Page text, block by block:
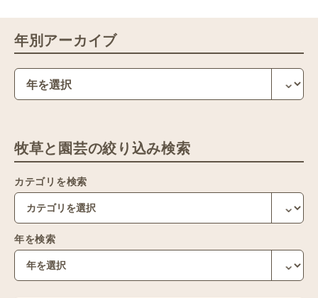
年別アーカイブ
牧草と園芸の絞り込み検索
カテゴリを検索
年を検索